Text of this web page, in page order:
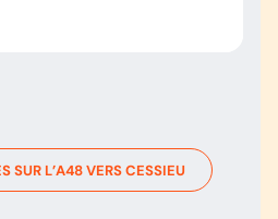
SUR L’A48VERSCESSIEU